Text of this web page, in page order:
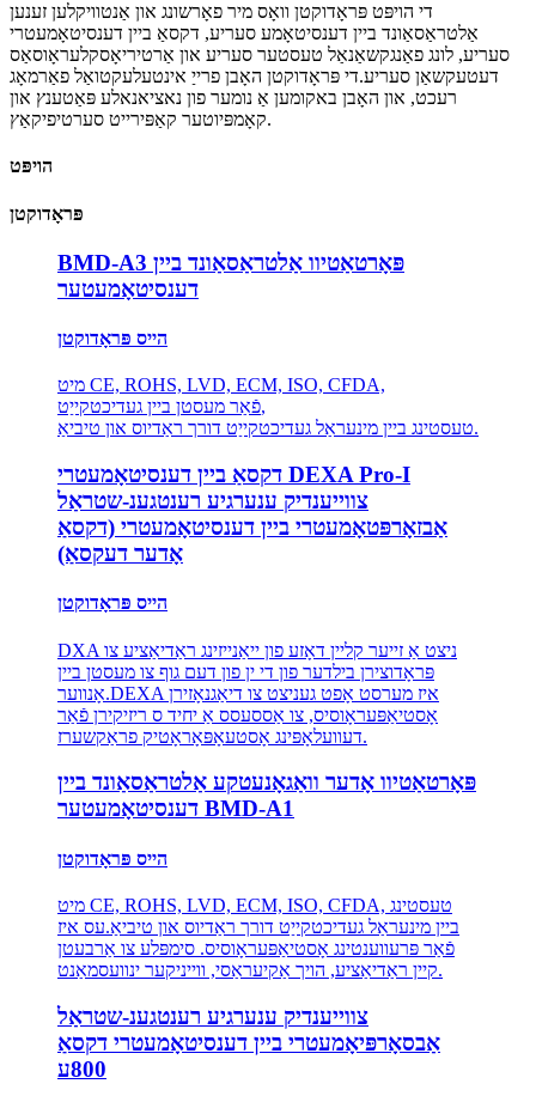
די הויפּט פּראָדוקטן וואָס מיר פאָרשונג און אַנטוויקלען זענען
אַלטראַסאַונד ביין דענסיטאָמע סעריע, דקסאַ ביין דענסיטאָמעטרי
סעריע, לונג פאַנגקשאַנאַל טעסטער סעריע און אַרטיריאָסקלעראָוסאַס
דעטעקשאַן סעריע.די פּראָדוקטן האָבן פרייַ אינטעלעקטואַל פאַרמאָג
רעכט, און האָבן באקומען אַ נומער פון נאציאנאלע פּאַטענץ און
קאָמפּיוטער קאַפּירייט סערטיפיקאַץ.
הויפּט
פּראָדוקטן
BMD-A3 פּאָרטאַטיוו אַלטראַסאַונד ביין
דענסיטאָמעטער
הייס פּראָדוקטן
מיט CE, ROHS, LVD, ECM, ISO, CFDA,
פֿאַר מעסטן ביין געדיכטקייַט,
טעסטינג ביין מינעראַל געדיכטקייַט דורך ראַדיוס און טיביאַ.
דקסאַ ביין דענסיטאָמעטרי DEXA Pro-I
צווייענדיק ענערגיע רענטגענ-שטראַל
אַבזאָרפּטאָמעטרי ביין דענסיטאָמעטרי (דקסאַ
אָדער דעקסאַ)
הייס פּראָדוקטן
DXA ניצט אַ זייער קליין דאָזע פון ​​ייאַנייזינג ראַדיאַציע צו
פּראָדוצירן בילדער פון די ין פון דעם גוף צו מעסטן ביין
אָנווער.DEXA איז מערסט אָפט געניצט צו דיאַגנאָזירן
אָסטיאַפּעראָוסיס, צו אַססעסס אַ יחיד ס ריזיקירן פֿאַר
דעוועלאָפּינג אָסטעאָפּאָראָטיק פראַקשערז.
פּאָרטאַטיוו אָדער וואַגאָנעטקע אַלטראַסאַונד ביין
דענסיטאָמעטער BMD-A1
הייס פּראָדוקטן
מיט CE, ROHS, LVD, ECM, ISO, CFDA, טעסטינג
ביין מינעראַל געדיכטקייַט דורך ראַדיוס און טיביאַ.עס איז
פֿאַר פּרעווענטינג אָסטיאַפּעראָוסיס. סימפּלע צו אַרבעטן
קיין ראַדיאַציע, הויך אַקיעראַסי, ווייניקער ינוועסמאַנט.
צווייענדיק ענערגיע רענטגענ-שטראַל
אַבסאָרפּיאָמעטרי ביין דענסיטאָמעטרי דקסאַ
800ע